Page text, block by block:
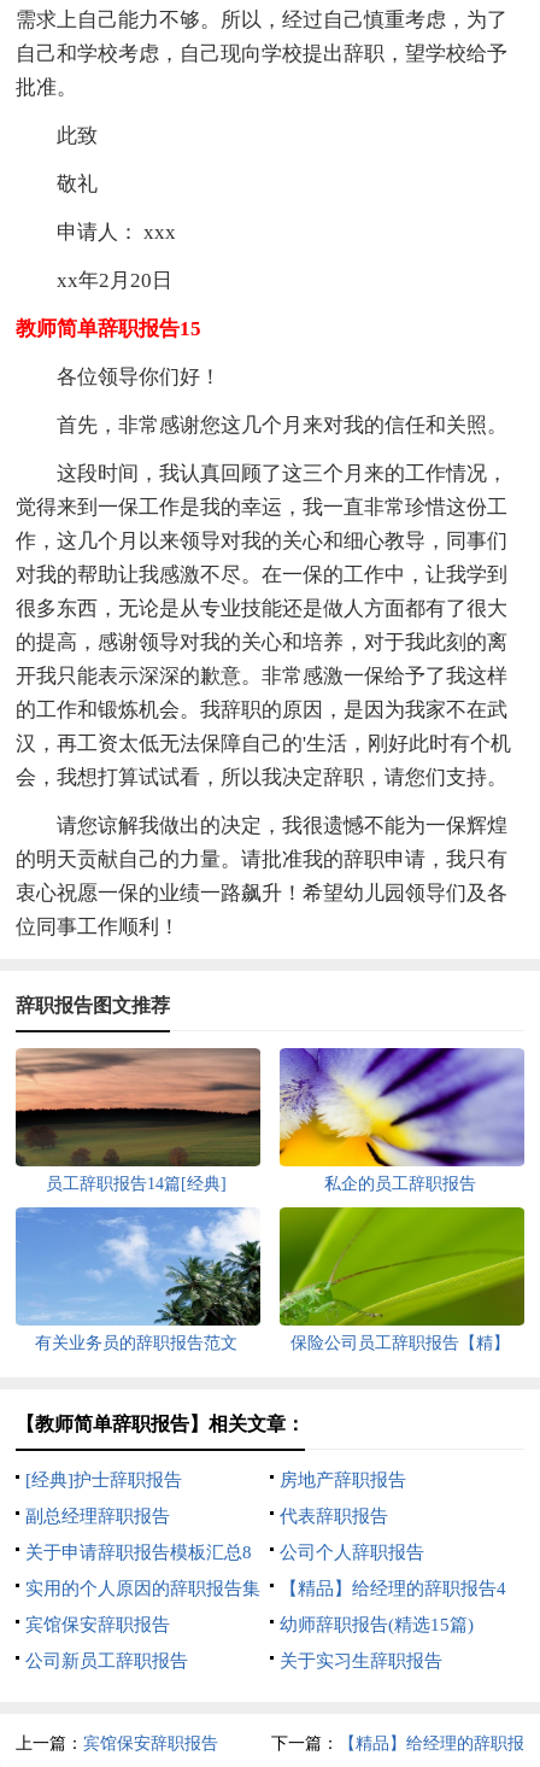
需求上自己能力不够。所以，经过自己慎重考虑，为了
自己和学校考虑，自己现向学校提出辞职，望学校给予
批准。
此致
敬礼
申请人： xxx
xx年2月20日
教师简单辞职报告15
各位领导你们好！
首先，非常感谢您这几个月来对我的信任和关照。
这段时间，我认真回顾了这三个月来的工作情况，
觉得来到一保工作是我的幸运，我一直非常珍惜这份工
作，这几个月以来领导对我的关心和细心教导，同事们
对我的帮助让我感激不尽。在一保的工作中，让我学到
很多东西，无论是从专业技能还是做人方面都有了很大
的提高，感谢领导对我的关心和培养，对于我此刻的离
开我只能表示深深的歉意。非常感激一保给予了我这样
的工作和锻炼机会。我辞职的原因，是因为我家不在武
汉，再工资太低无法保障自己的'生活，刚好此时有个机
会，我想打算试试看，所以我决定辞职，请您们支持。
请您谅解我做出的决定，我很遗憾不能为一保辉煌
的明天贡献自己的力量。请批准我的辞职申请，我只有
衷心祝愿一保的业绩一路飙升！希望幼儿园领导们及各
位同事工作顺利！
辞职报告图文推荐
员工辞职报告14篇[经典] 私企的员工辞职报告
有关业务员的辞职报告范文 保险公司员工辞职报告【精】
【教师简单辞职报告】相关文章：
[经典]护士辞职报告
房地产辞职报告
副总经理辞职报告
代表辞职报告
关于申请辞职报告模板汇总8
篇
公司个人辞职报告
实用的个人原因的辞职报告集
锦十篇
【精品】给经理的辞职报告4
篇
宾馆保安辞职报告
幼师辞职报告(精选15篇)
公司新员工辞职报告
关于实习生辞职报告
上一篇：宾馆保安辞职报告 下一篇： 【精品】给经理的辞职报